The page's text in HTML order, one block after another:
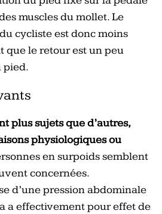
muscles du mollet. Le
cycliste est donc moins
que le retour est un peu
pied.
plus sujets que d’autres,
physiologiques ou
en surpoids semblent
concernées.
d’une pression abdominale
a effectivement pour effet de